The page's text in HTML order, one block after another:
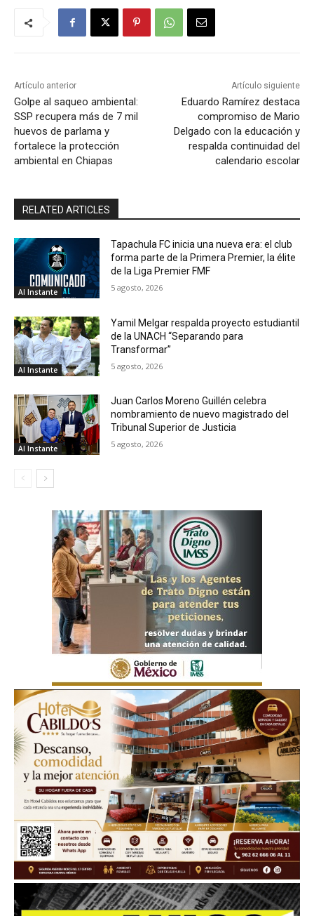
Artículo anterior
Golpe al saqueo ambiental:
SSP recupera más de 7 mil
huevos de parlama y
fortalece la protección
ambiental en Chiapas
Artículo siguiente
Eduardo Ramírez destaca
compromiso de Mario
Delgado con la educación y
respalda continuidad del
calendario escolar
RELATED ARTICLES
Al Instante
Tapachula FC inicia una nueva era: el club
forma parte de la Primera Premier, la élite
de la Liga Premier FMF
5 agosto, 2026
Al Instante
Yamil Melgar respalda proyecto estudiantil
de la UNACH “Separando para
Transformar”
5 agosto, 2026
Al Instante
Juan Carlos Moreno Guillén celebra
nombramiento de nuevo magistrado del
Tribunal Superior de Justicia
5 agosto, 2026